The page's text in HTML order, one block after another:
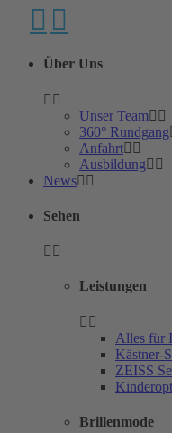
Über Uns
Unser Team
360° Rundgang
Anfahrt
Ausbildung
News
Sehen
Leistungen
Alles für
Kästner-
ZEISS
Brillenmode